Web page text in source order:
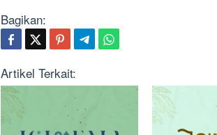
Bagikan:
Artikel Terkait: